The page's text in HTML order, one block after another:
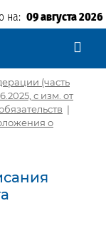
на: 09 августа 2026
(часть
с изм. от
|
о